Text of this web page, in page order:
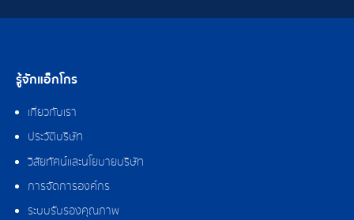
รู้จักแอ็กโกร
เกี่ยวกับเรา
ประวัติบริษัท
วิสัยทัศน์และนโยบายบริษัท
การจัดการองค์กร
ระบบรับรองคุณภาพ